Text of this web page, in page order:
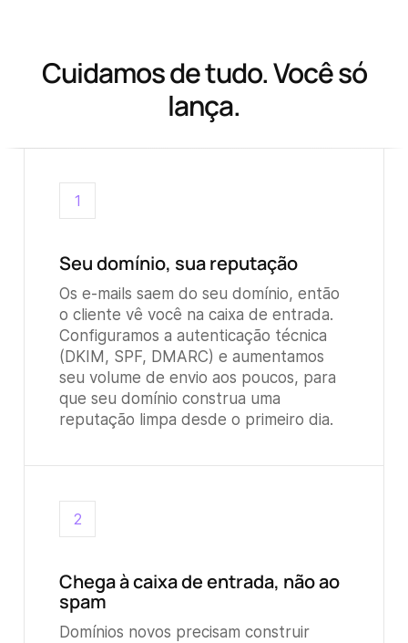
Cuidamos de tudo. Você só
lança.
1
Seu domínio, sua reputação
Os e-mails saem do seu domínio, então
o cliente vê você na caixa de entrada.
Configuramos a autenticação técnica
(DKIM, SPF, DMARC) e aumentamos
seu volume de envio aos poucos, para
que seu domínio construa uma
reputação limpa desde o primeiro dia.
2
Chega à caixa de entrada, não ao
spam
Domínios novos precisam construir